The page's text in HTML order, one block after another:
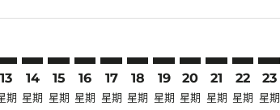
13
期
14
星期
15
星期
16
星期
17
星期
18
星期
19
星期
20
星期
21
星期
22
星期
23
星期